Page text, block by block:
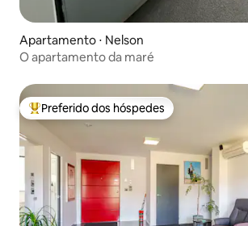
Apartamento ⋅ Nelson
O apartamento da maré
Entre os melhores preferidos dos hóspedes
Preferido dos hóspedes